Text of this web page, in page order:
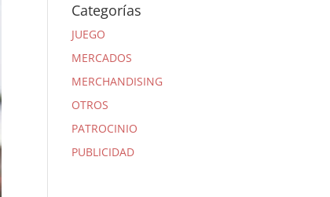
Categorías
JUEGO
MERCADOS
MERCHANDISING
OTROS
PATROCINIO
PUBLICIDAD